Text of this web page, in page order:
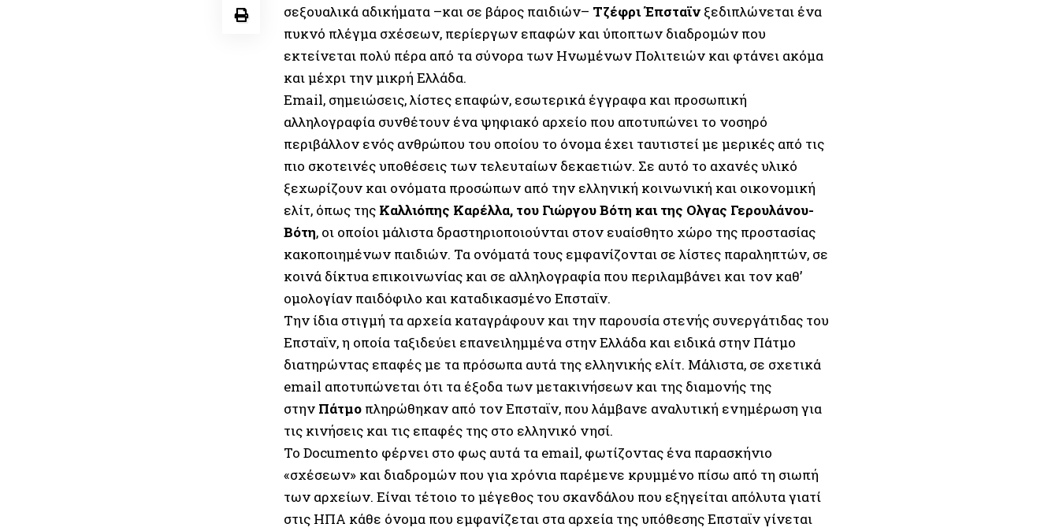
σεξουαλικά αδικήµατα –και σε βάρος παιδιών– Τζέφρι Έπσταϊν ξεδιπλώνεται ένα
πυκνό πλέγµα σχέσεων, περίεργων επαφών και ύποπτων διαδροµών που
εκτείνεται πολύ πέρα από τα σύνορα των Ηνωµένων Πολιτειών και φτάνει ακόµα
και µέχρι την µικρή Ελλάδα.
Email, σηµειώσεις, λίστες επαφών, εσωτερικά έγγραφα και προσωπική
αλληλογραφία συνθέτουν ένα ψηφιακό αρχείο που αποτυπώνει το νοσηρό
περιβάλλον ενός ανθρώπου του οποίου το όνοµα έχει ταυτιστεί µε µερικές από τις
πιο σκοτεινές υποθέσεις των τελευταίων δεκαετιών. Σε αυτό το αχανές υλικό
ξεχωρίζουν και ονόµατα προσώπων από την ελληνική κοινωνική και οικονοµική
ελίτ, όπως της Καλλιόπης Καρέλλα, του Γιώργου Βότη και της Ολγας Γερουλάνου-
Βότη, οι οποίοι µάλιστα δραστηριοποιούνται στον ευαίσθητο χώρο της προστασίας
κακοποιηµένων παιδιών. Τα ονόµατά τους εµφανίζονται σε λίστες παραληπτών, σε
κοινά δίκτυα επικοινωνίας και σε αλληλογραφία που περιλαµβάνει και τον καθ’
οµολογίαν παιδόφιλο και καταδικασµένο Επσταϊν.
Την ίδια στιγµή τα αρχεία καταγράφουν και την παρουσία στενής συνεργάτιδας του
Επσταϊν, η οποία ταξιδεύει επανειληµµένα στην Ελλάδα και ειδικά στην Πάτµο
διατηρώντας επαφές µε τα πρόσωπα αυτά της ελληνικής ελίτ. Μάλιστα, σε σχετικά
email αποτυπώνεται ότι τα έξοδα των µετακινήσεων και της διαµονής της
στην Πάτµο πληρώθηκαν από τον Επσταϊν, που λάµβανε αναλυτική ενηµέρωση για
τις κινήσεις και τις επαφές της στο ελληνικό νησί.
Το Documento φέρνει στο φως αυτά τα email, φωτίζοντας ένα παρασκήνιο
«σχέσεων» και διαδροµών που για χρόνια παρέµενε κρυµµένο πίσω από τη σιωπή
των αρχείων. Είναι τέτοιο το µέγεθος του σκανδάλου που εξηγείται απόλυτα γιατί
στις ΗΠΑ κάθε όνοµα που εµφανίζεται στα αρχεία της υπόθεσης Επσταϊν γίνεται